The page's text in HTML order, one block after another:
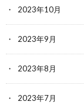
2023年10月
2023年9月
2023年8月
2023年7月